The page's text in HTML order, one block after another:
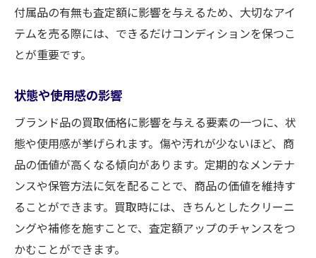
付属品の有無も査定額に影響を与えるため、大切なアイ
テムを売る際には、できるだけコンディションを保つこ
とが重要です。
状態や使用感の影響
ブランド品の買取価格に影響を与える要素の一つに、状
態や使用感が挙げられます。傷や汚れが少ないほど、商
品の価値が高くなる傾向があります。定期的なメンテナ
ンスや保管方法に気を配ることで、商品の価値を維持す
ることができます。買取時には、きちんとしたクリーニ
ングや補修を施すことで、査定額アップのチャンスをつ
かむことができます。